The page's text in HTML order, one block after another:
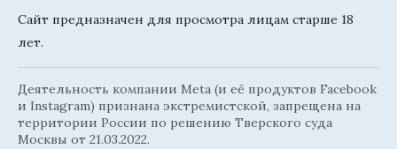
Сайт предназначен для просмотра лицам старше 18
лет.
Деятельность компании Meta (и её продуктов Facebook
и Instagram) признана экстремистской, запрещена на
территории России по решению Тверского суда
Москвы от 21.03.2022.